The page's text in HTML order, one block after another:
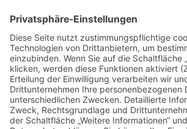
Widerrufsbelehrung
Bankdaten